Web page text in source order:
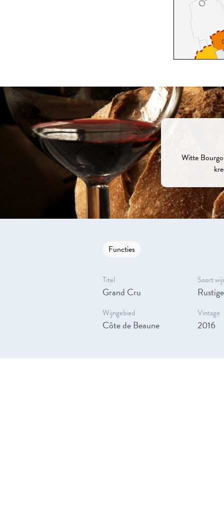
Witte
Functies
Titel
Grand Cru
Soort
Rustige
Wijngebied
Côte de Beaune
Vintage
2016